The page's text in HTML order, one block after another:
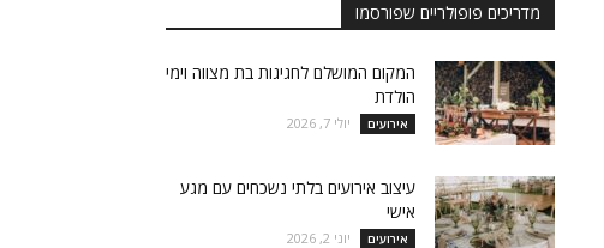
מדריכים פופולריים שפורסמו
המקום המושלם לחגיגות בת מצווה וימי
הולדת
אירועים יולי 7, 2026
עיצוב אירועים בלתי נשכחים עם מגע
אישי
אירועים יוני 2, 2026